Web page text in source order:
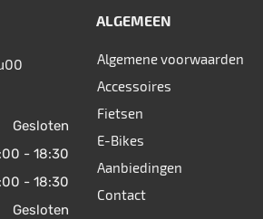
Gesloten
- 18:30
- 18:30
Gesloten
ALGEMEEN
Algemene voorwaarden
Accessoires
Fietsen
E-Bikes
Aanbiedingen
Contact